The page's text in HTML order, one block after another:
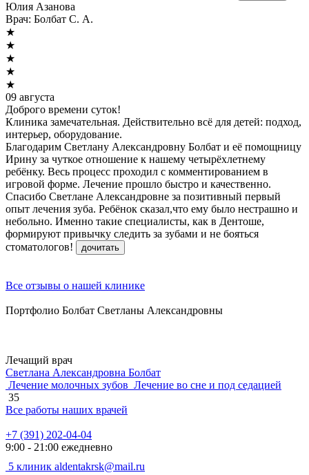
Юлия Азанова
Врач: Болбат С. А.
★
★
★
★
★
09 августа
Доброго времени суток!
Клиника замечательная. Действительно всё для детей: подход,
интерьер, оборудование.
Благодарим Светлану Александровну Болбат и её помощницу
Ирину за чуткое отношение к нашему четырёхлетнему
ребёнку. Весь процесс проходил с комментированием в
игровой форме. Лечение прошло быстро и качественно.
Спасибо Светлане Александровне за позитивный первый
опыт лечения зуба. Ребёнок сказал,что ему было нестрашно и
небольно. Именно такие специалисты, как в Дентоше,
формируют привычку следить за зубами и не бояться
стоматологов!
дочитать
Все отзывы о нашей клинике
Портфолио Болбат Светланы Александровны
Лечащий врач
Светлана Александровна Болбат
Лечение молочных зубов Лечение во сне и под седацией
35
Все работы наших врачей
+7 (391) 202-04-04
9:00 - 21:00 ежедневно
5 клиник aldentakrsk@mail.ru